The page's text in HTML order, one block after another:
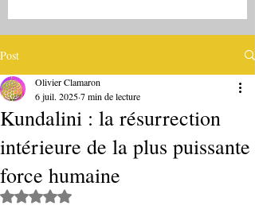
Post
Kundalini : la résurrection
intérieure de la plus puissante
force humaine
Olivier Clamaron
6 juil. 20257 min de lecture
Noté NaN étoiles sur 5.